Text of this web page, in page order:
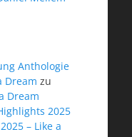
Anthologie
Dream zu
Dream
2025
– Like a